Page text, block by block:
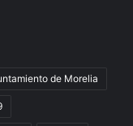
de Morelia